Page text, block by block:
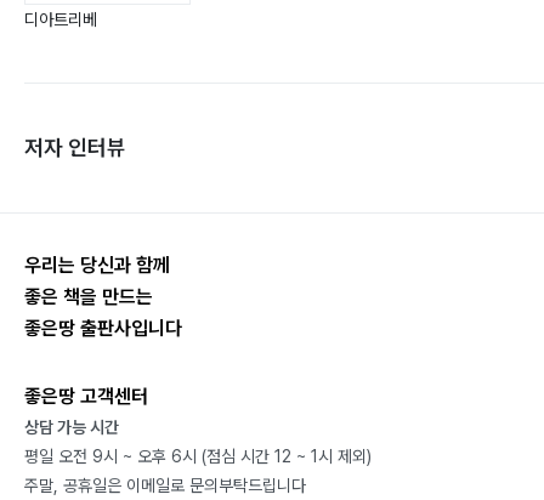
디아트리베
저자 인터뷰
우리는 당신과 함께
좋은 책을 만드는
좋은땅 출판사입니다
좋은땅 고객센터
상담 가능 시간
평일 오전 9시 ~ 오후 6시 (점심 시간 12 ~ 1시 제외)
주말, 공휴일은 이메일로 문의부탁드립니다